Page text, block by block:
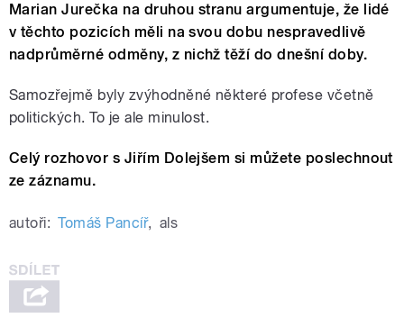
Marian Jurečka na druhou stranu argumentuje, že lidé
v těchto pozicích měli na svou dobu nespravedlivě
nadprůměrné odměny, z nichž těží do dnešní doby.
Samozřejmě byly zvýhodněné některé profese včetně
politických. To je ale minulost.
Celý rozhovor s Jiřím Dolejšem si můžete poslechnout
ze záznamu.
autoři: Tomáš Pancíř, als